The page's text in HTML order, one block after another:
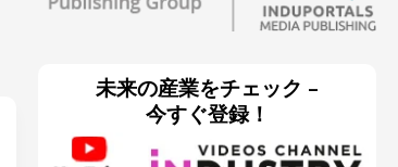
未来の産業をチェック –
今すぐ登録！